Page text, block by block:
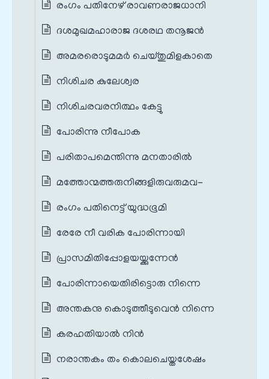
രംഗം പതിനേഴ് രാവണരാജധാനി
ദശമുഖമഹാരാജ ദശരഥ തനൂജൻ
അമരരൊടുമമർ ചെയ്തുമിളകാതെ
നിശിചര കുലേശ്വര
നിശിചരവരനിത്ഥം കേട്ടു
പോരിന്നു നീപോക
പരിതാപമെന്തിന്നു മനതാരിൽ
മത്തോന്മത്തരുനിങ്ങളിരുവരുമവ-
രംഗം പതിനെട്ട് യുദ്ധഭൂമി
രേരേ നീ വരിക പോരിന്നായി
പ്രാസമിതിപ്പോളയയ്ക്കുന്നേൻ
പോരിന്നായെതിരിട്ടൊരു നിന്നെ
അന്തകനു കൊടുത്തീടുവെൻ നിന്നെ
കരഹതിയാൽ നിൻ
നരാന്തകം തം കൊലചെയ്തശേഷം